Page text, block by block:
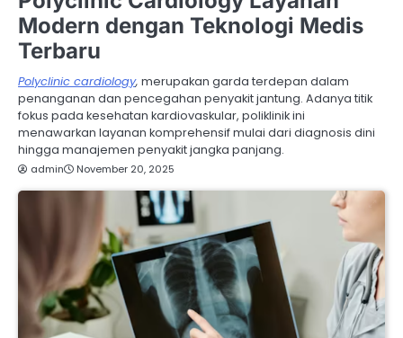
Modern dengan Teknologi Medis
Terbaru
Polyclinic cardiology, merupakan garda terdepan dalam
penanganan dan pencegahan penyakit jantung. Adanya titik
fokus pada kesehatan kardiovaskular, poliklinik ini
menawarkan layanan komprehensif mulai dari diagnosis dini
hingga manajemen penyakit jangka panjang.
admin November 20, 2025